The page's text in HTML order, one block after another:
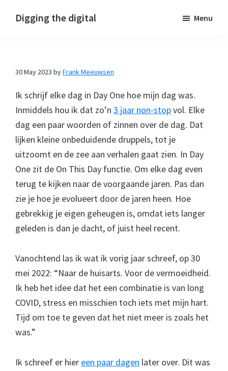
Digging the digital Menu
30 May 2023 byFrank Meeuwsen
Ik schrijf elke dag in Day One hoe mijn dag was.
Inmiddels hou ik dat zo’n 3 jaar non-stopvol. Elke
dag een paar woorden of zinnen over de dag. Dat
lijken kleine onbeduidende druppels, tot je
uitzoomt en de zee aan verhalen gaat zien. In Day
One zit de On This Day functie. Om elke dag even
terug te kijken naar de voorgaande jaren. Pas dan
zie je hoe je evolueert door de jaren heen. Hoe
gebrekkig je eigen geheugen is, omdat iets langer
geleden is dan je dacht, of juist heel recent.
Vanochtend las ik wat ik vorig jaar schreef, op 30
mei 2022: “Naar de huisarts. Voor de vermoeidheid.
Ik heb het idee dat het een combinatie is van long
COVID, stress en misschien toch iets met mijn hart.
Tijd om toe te geven dat het niet meer is zoals het
was.”
Ik schreef er hier een paar dagen later over. Dit was